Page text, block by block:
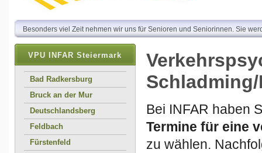
Besonders viel Zeit nehmen wir uns für Senioren und Seniorinnen. Sie
VPU INFAR Steiermark
Bad Radkersburg
Bruck an der Mur
Deutschlandsberg
Feldbach
Fürstenfeld
Bei INFAR haben
Termine für eine
zu wählen.